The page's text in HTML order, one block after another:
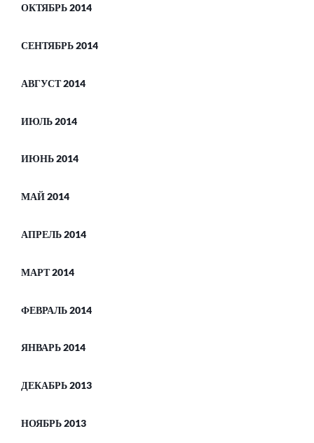
ОКТЯБРЬ 2014
СЕНТЯБРЬ 2014
АВГУСТ 2014
ИЮЛЬ 2014
ИЮНЬ 2014
МАЙ 2014
АПРЕЛЬ 2014
МАРТ 2014
ФЕВРАЛЬ 2014
ЯНВАРЬ 2014
ДЕКАБРЬ 2013
НОЯБРЬ 2013